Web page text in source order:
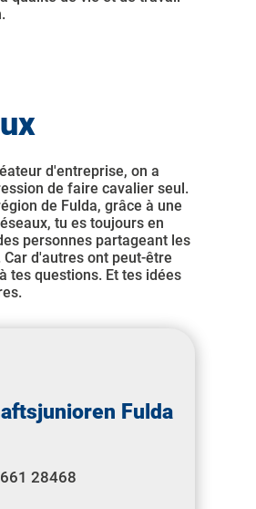
d'entreprise, on a
de faire cavalier seul.
de Fulda, grâce à une
tu es toujours en
personnes partageant les
Car d'autres ont peut-être
tes questions. Et tes idées
Fulda
28468